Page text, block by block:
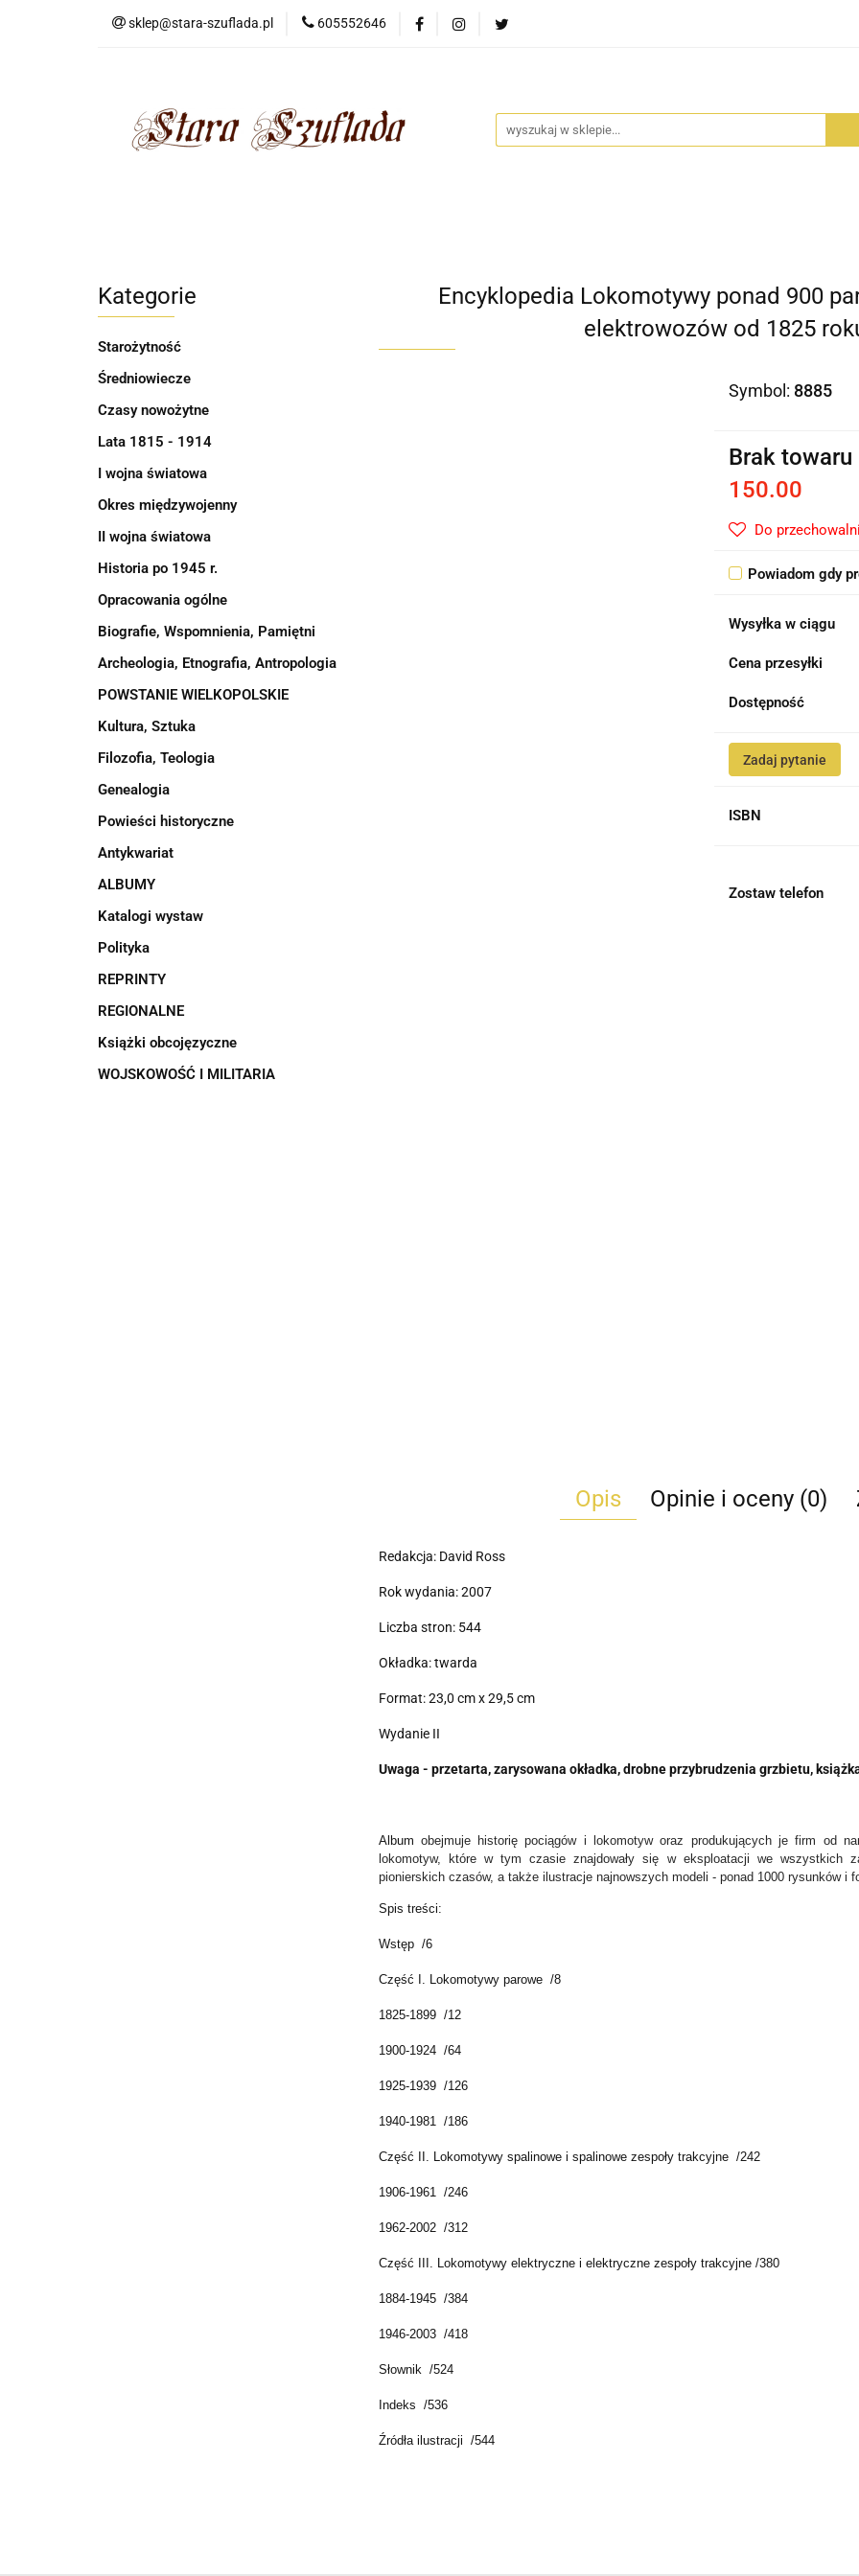
sklep@stara-szuflada.pl 605552646
NOWOŚCI STARA SZUFLADA
Kategorie
Starożytność
Średniowiecze
Czasy nowożytne
Lata 1815 - 1914
I wojna światowa
Okres międzywojenny
II wojna światowa
Historia po 1945 r.
Opracowania ogólne
Biografie, Wspomnienia, Pamiętni
Archeologia, Etnografia, Antropologia
POWSTANIE WIELKOPOLSKIE
Kultura, Sztuka
Filozofia, Teologia
Genealogia
Powieści historyczne
Antykwariat
ALBUMY
Katalogi wystaw
Polityka
REPRINTY
REGIONALNE
Książki obcojęzyczne
WOJSKOWOŚĆ I MILITARIA
Encyklopedia Lokomotywy ponad 900
elektrowozów od 1825
Symbol: 8885
Brak towaru
150.00
Do przechowalni
Powiadom gdy
Wysyłka w ciągu
Cena przesyłki
Dostępność
Zadaj pytanie
ISBN
Zostaw telefon
Opis Opinie i oceny (0)
Redakcja: David Ross
Rok wydania: 2007
Liczba stron: 544
Okładka: twarda
Format: 23,0 cm x 29,5 cm
Wydanie II
Uwaga - przetarta, zarysowana okładka, drobne przybrudzenia grzbietu,
Album obejmuje historię pociągów i lokomotyw oraz produkujących je firm od
lokomotyw, które w tym czasie znajdowały się w eksploatacji we wszystkich
pionierskich czasów, a także ilustracje najnowszych modeli - ponad 1000 rysunków i
Spis treści:
Wstęp /6
Część I. Lokomotywy parowe /8
1825-1899 /12
1900-1924 /64
1925-1939 /126
1940-1981 /186
Część II. Lokomotywy spalinowe i spalinowe zespoły trakcyjne /242
1906-1961 /246
1962-2002 /312
Część III. Lokomotywy elektryczne i elektryczne zespoły trakcyjne /380
1884-1945 /384
1946-2003 /418
Słownik /524
Indeks /536
Źródła ilustracji /544